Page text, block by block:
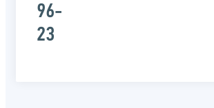
96-
23